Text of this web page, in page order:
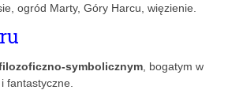
ogród Marty, Góry Harcu, więzienie.
symbolicznym , bogatym w
fantastyczne.